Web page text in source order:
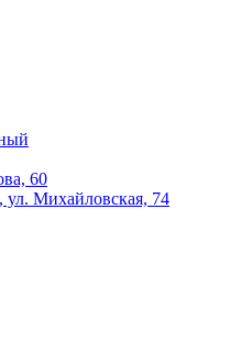
60
ул. Михайловская, 74